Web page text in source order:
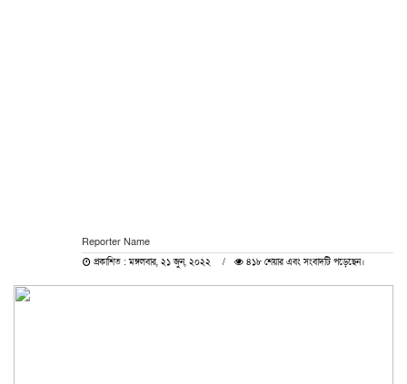
Reporter Name
প্রকাশিত : মঙ্গলবার, ২১ জুন, ২০২২ ৪১৮ শেয়ার এবং সংবাদটি পড়েছেন।